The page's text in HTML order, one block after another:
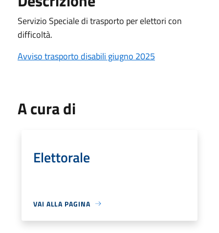
Servizio Speciale di trasporto per elettori con
difficoltà.
Avviso trasporto disabili giugno 2025
A cura di
Elettorale
VAI ALLA PAGINA